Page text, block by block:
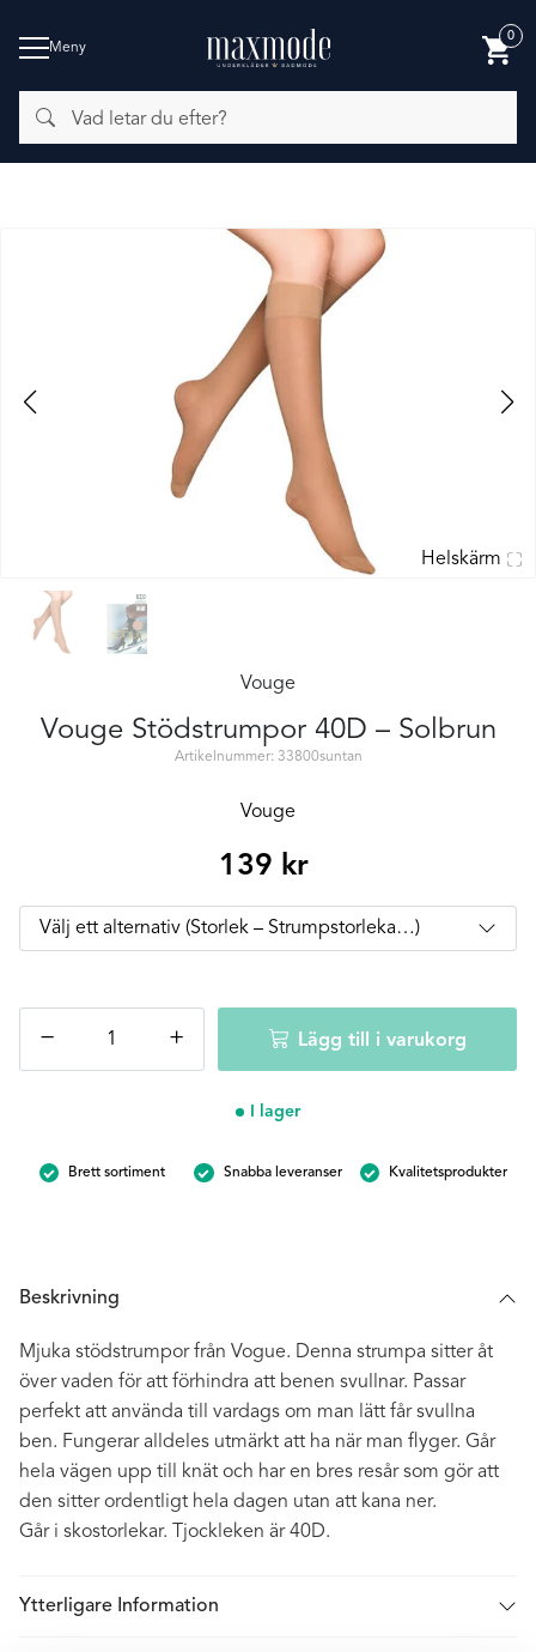
Meny
letar
du
efter?
0
BADMODE
Helskärm
Vouge
Vouge Stödstrumpor 40D – Solbrun
Artikelnummer: 33800suntan
Vouge
139 kr
−
Stödstrumpor
40D
+ Lägg till i varukorg
I lager
Brett sortiment Snabba leveranser Kvalitetsprodukter
Beskrivning
Mjuka stödstrumpor från Vogue. Denna strumpa sitter åt
över vaden för att förhindra att benen svullnar. Passar
perfekt att använda till vardags om man lätt får svullna
ben. Fungerar alldeles utmärkt att ha när man flyger. Går
hela vägen upp till knät och har en bres resår som gör att
den sitter ordentligt hela dagen utan att kana ner.
Går i skostorlekar. Tjockleken är 40D.
Ytterligare Information